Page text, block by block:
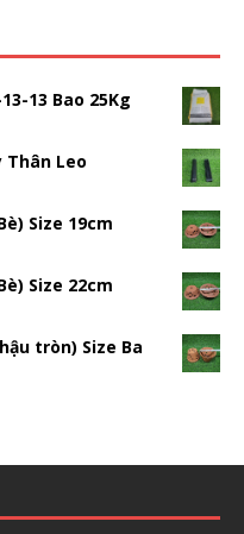
13 Bao 25Kg
Thân Leo
Size 19cm
Size 22cm
tròn) Size Ba